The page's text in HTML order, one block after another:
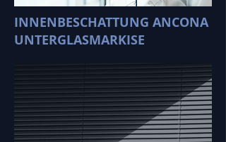
INNENBESCHATTUNG ANCONA
UNTERGLASMARKISE